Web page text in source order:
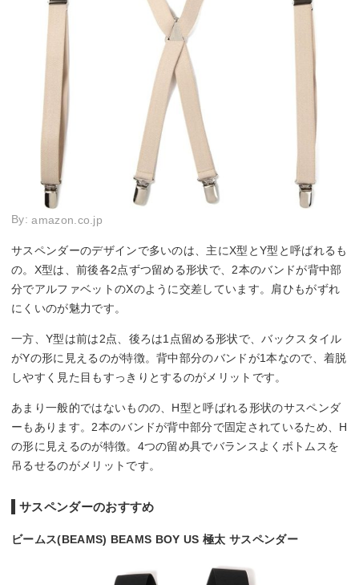
By:amazon.co.jp
サスペンダーのデザインで多いのは、主にX型とY型と呼ばれるも
の。X型は、前後各2点ずつ留める形状で、2本のバンドが背中部
分でアルファベットのXのように交差しています。肩ひもがずれ
にくいのが魅力です。
一方、Y型は前は2点、後ろは1点留める形状で、バックスタイル
がYの形に見えるのが特徴。背中部分のバンドが1本なので、着脱
しやすく見た目もすっきりとするのがメリットです。
あまり一般的ではないものの、H型と呼ばれる形状のサスペンダ
ーもあります。2本のバンドが背中部分で固定されているため、H
の形に見えるのが特徴。4つの留め具でバランスよくボトムスを
吊るせるのがメリットです。
サスペンダーのおすすめ
ビームス(BEAMS) BEAMS BOY US 極太 サスペンダー